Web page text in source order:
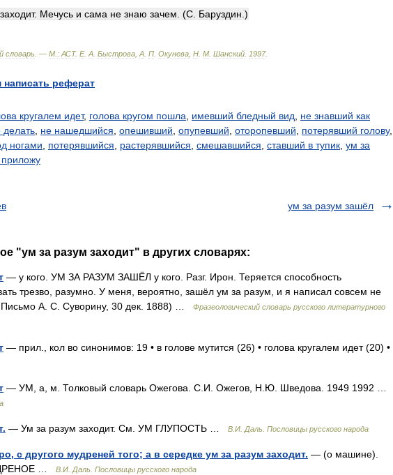
заходит. Мечусь и сама не знаю зачем . (С Баруздин .)
словарь . — М : АСТ. Е. А Быстрова А П Окунева Н М Шанский 1997.
реферат
кругалем идет, голова кругом пошла имевший бледный вид
не знавший как
делать не нашедшийся опешивший опупевший оторопевший потерявший голову,
ногами
потерявшийся растерявшийся смешавшийся ставший в тупик ум за
ум за разум зашёл
"ум за разум заходит" в других словарях:
— у кого. УМ ЗА РАЗУМ ЗАШЁЛ у кого. Разг. Ирон. Теряется способность
трезво, разумно. У меня, вероятно, зашёл ум за разум, и я написал совсем не
Письмо А. С. Суворину, 30 дек. 1888) …
Фразеологический словарь русского литературного
— прил., кол во синонимов: 19 • в голове мутится (26) • голова кругалем идет (20) •
— УМ, а, м. Толковый словарь Ожегова. С.И. Ожегов, Н.Ю. Шведова. 1949 1992 …
— Ум за разум заходит. См. УМ ГЛУПОСТЬ … В.И. Даль. Пословицы русского народа
с другого мудреней того; а в середке ум за разум заходит. — (о машине).
…
В.И. Даль. Пословицы русского народа